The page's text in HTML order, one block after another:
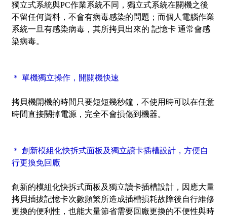
獨立式系統與PC作業系統不同，獨立式系統在關機之後
不留任何資料，不會有病毒感染的問題；而個人電腦作業
系統一旦有感染病毒，其所拷貝出來的 記憶卡 通常會感
染病毒。
＊ 單機獨立操作，開關機快速
拷貝機開機的時間只要短短幾秒鐘，不使用時可以在任意
時間直接關掉電源，完全不會損傷到機器。
＊ 創新模組化快拆式面板及獨立讀卡插槽設計，方便自
行更換免回廠
創新的模組化快拆式面板及獨立讀卡插槽設計，因應大量
拷貝插拔記憶卡次數頻繁所造成插槽損耗故障後自行維修
更換的便利性，也能大量節省需要回廠更換的不便性與時